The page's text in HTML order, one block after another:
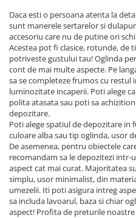
Daca esti o persoana atenta la
sunt manerele sertarelor si
accesoriu care nu de putine ori
Acestea pot fi clasice, rotunde, de
potriveste gustului tau! Oglinda
cont de mai multe aspecte. Pe
sa se completeze frumos cu restul
luminozitate incaperii. Poti alege
polita atasata sau poti sa
depozitare.
Poti alege spatiul de depozitare in
culoare alba sau tip oglinda, usor
De asemenea, pentru obiectele
recomandam sa le depozitezi
aspect cat mai curat. Majoritatea
simplu, usor minimalist, din
umezelii. Iti poti asigura intreg
sa includa lavoarul, baza si chiar
aspect! Profita de preturile